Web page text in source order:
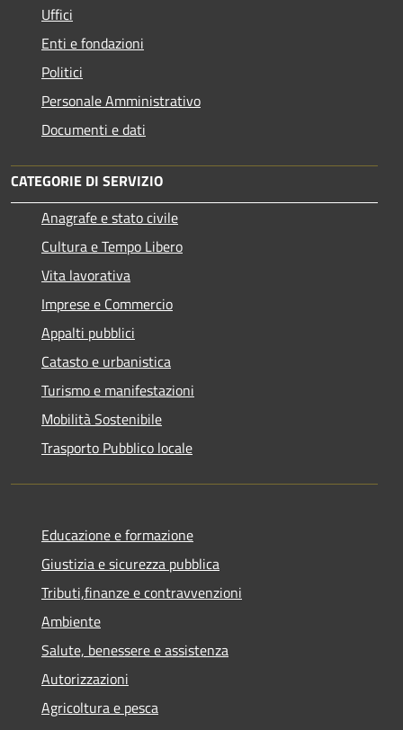
Uffici
Enti e fondazioni
Politici
Personale Amministrativo
Documenti e dati
CATEGORIE DI SERVIZIO
Anagrafe e stato civile
Cultura e Tempo Libero
Vita lavorativa
Imprese e Commercio
Appalti pubblici
Catasto e urbanistica
Turismo e manifestazioni
Mobilità Sostenibile
Trasporto Pubblico locale
Educazione e formazione
Giustizia e sicurezza pubblica
Tributi,finanze e contravvenzioni
Ambiente
Salute, benessere e assistenza
Autorizzazioni
Agricoltura e pesca